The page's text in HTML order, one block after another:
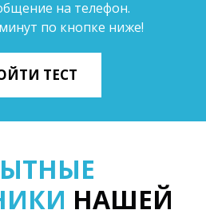
на телефон.
по кнопке ниже!
ТЕСТ
НАШЕЙ